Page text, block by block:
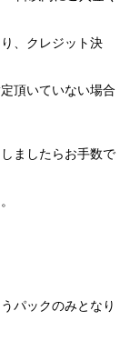
、クレジット決
頂いていない場合
ましたらお手数で
パックのみとなり